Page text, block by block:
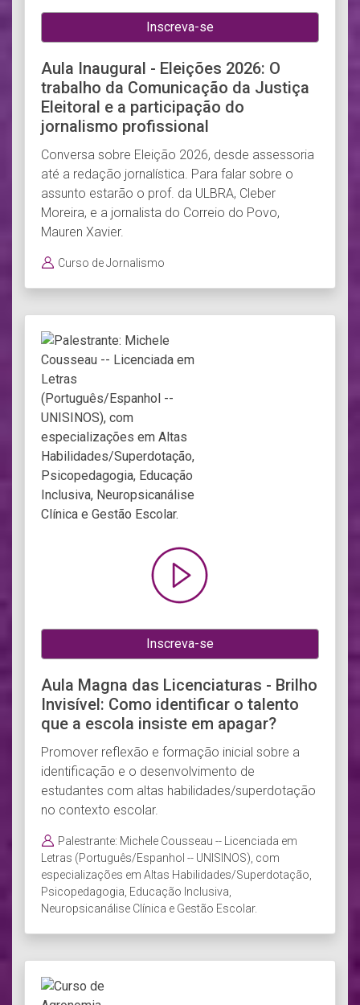
Inscreva-se
Aula Inaugural - Eleições 2026: O
trabalho da Comunicação da Justiça
Eleitoral e a participação do
jornalismo profissional
Conversa sobre Eleição 2026, desde assessoria
até a redação jornalística. Para falar sobre o
assunto estarão o prof. da ULBRA, Cleber
Moreira, e a jornalista do Correio do Povo,
Mauren Xavier.
Curso de Jornalismo
Inscreva-se
Aula Magna das Licenciaturas - Brilho
Invisível: Como identificar o talento
que a escola insiste em apagar?
Promover reflexão e formação inicial sobre a
identificação e o desenvolvimento de
estudantes com altas habilidades/superdotação
no contexto escolar.
Palestrante: Michele Cousseau -- Licenciada em
Letras (Português/Espanhol -- UNISINOS), com
especializações em Altas Habilidades/Superdotação,
Psicopedagogia, Educação Inclusiva,
Neuropsicanálise Clínica e Gestão Escolar.